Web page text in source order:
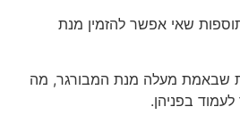
שאי אפשר להזמין מנת
שבאמת מעלה מנת המבורגר, מה
בפניהן.